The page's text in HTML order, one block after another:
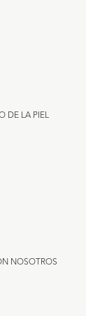
DE LA PIEL
NOSOTROS